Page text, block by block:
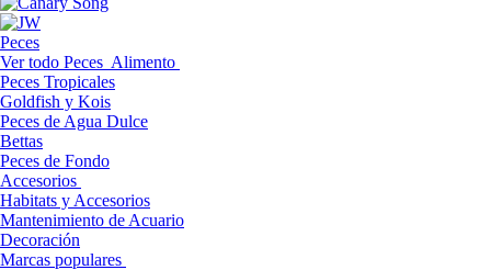
Peces
Ver todo Peces Alimento
Peces Tropicales
Goldfish y Kois
Peces de Agua Dulce
Bettas
Peces de Fondo
Accesorios
Habitats y Accesorios
Mantenimiento de Acuario
Decoración
Marcas populares